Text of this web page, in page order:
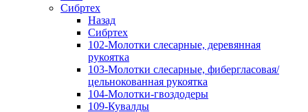
Сибртех
Назад
Сибртех
102-Молотки слесарные, деревянная
рукоятка
103-Молотки слесарные, фибергласовая/
цельнокованная рукоятка
104-Молотки-гвоздодеры
109-Кувалды